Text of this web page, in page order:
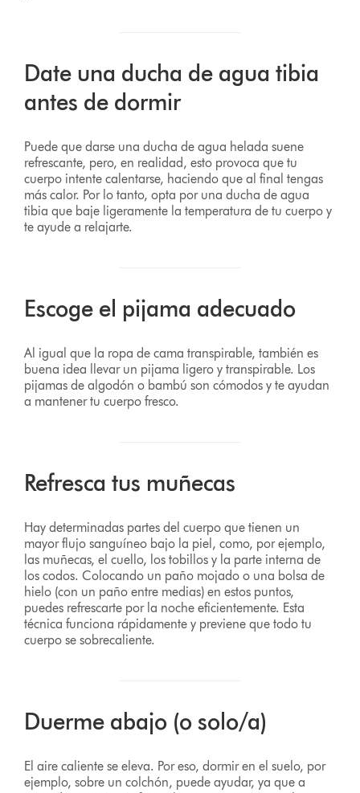
Date una ducha de agua tibia
antes de dormir
Puede que darse una ducha de agua helada suene
refrescante, pero, en realidad, esto provoca que tu
cuerpo intente calentarse, haciendo que al final tengas
más calor. Por lo tanto, opta por una ducha de agua
tibia que baje ligeramente la temperatura de tu cuerpo y
te ayude a relajarte.
Escoge el pijama adecuado
Al igual que la ropa de cama transpirable, también es
buena idea llevar un pijama ligero y transpirable. Los
pijamas de algodón o bambú son cómodos y te ayudan
a mantener tu cuerpo fresco.
Refresca tus muñecas
Hay determinadas partes del cuerpo que tienen un
mayor flujo sanguíneo bajo la piel, como, por ejemplo,
las muñecas, el cuello, los tobillos y la parte interna de
los codos. Colocando un paño mojado o una bolsa de
hielo (con un paño entre medias) en estos puntos,
puedes refrescarte por la noche eficientemente. Esta
técnica funciona rápidamente y previene que todo tu
cuerpo se sobrecaliente.
Duerme abajo (o solo/a)
El aire caliente se eleva. Por eso, dormir en el suelo, por
ejemplo, sobre un colchón, puede ayudar, ya que a